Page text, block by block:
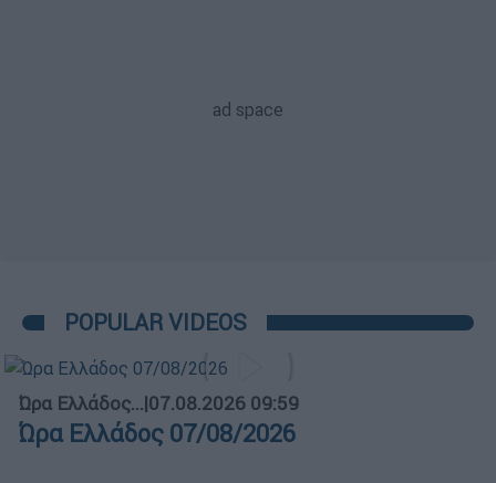
POPULAR VIDEOS
Ώρα Ελλάδος...|07.08.2026 09:59
Ώρα Ελλάδος 07/08/2026